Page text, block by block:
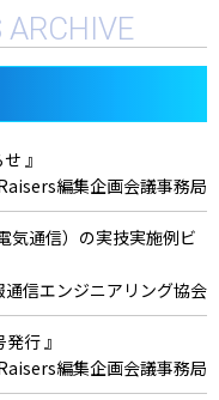
ARCHIVE
』
編集企画会議事務局
気通信）の実技実施例ビ
通信エンジニアリング協会
行 』
編集企画会議事務局